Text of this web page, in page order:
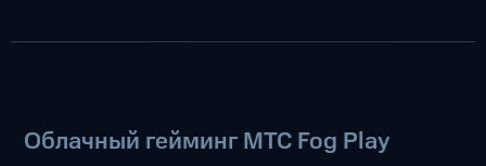
Облачный гейминг МТС Fog Play